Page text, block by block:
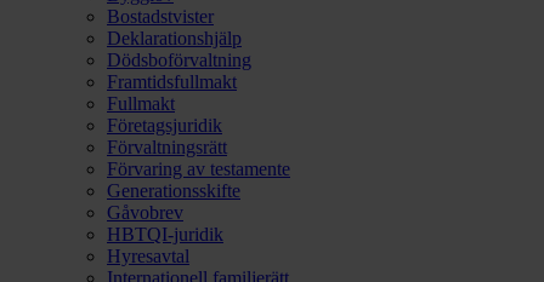
Bostadstvister
Deklarationshjälp
Dödsboförvaltning
Framtidsfullmakt
Fullmakt
Företagsjuridik
Förvaltningsrätt
Förvaring av testamente
Generationsskifte
Gåvobrev
HBTQI-juridik
Hyresavtal
Internationell familjerätt